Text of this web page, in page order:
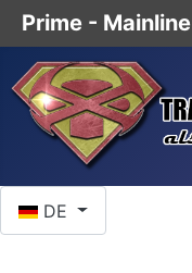
DE
Prime - Mainline